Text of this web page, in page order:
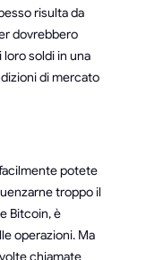
risulta da
dovrebbero
soldi in una
di mercato
potete
troppo il
Bitcoin, è
operazioni. Ma
chiamate